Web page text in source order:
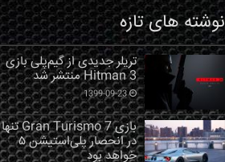
نوشته های تازه
تریلر جدیدی از گیم‌پلی بازی
Hitman 3 منتشر شد
1399-09-23
بازی Gran Turismo 7 تنها
در انحصار پلی‌استیشن ۵
خواهد بود